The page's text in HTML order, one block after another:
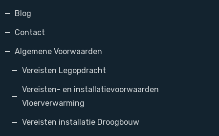
Blog
Contact
Algemene Voorwaarden
Vereisten Legopdracht
Vereisten- en installatievoorwaarden
Vloerverwarming
Vereisten installatie Droogbouw